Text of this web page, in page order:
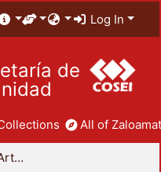
Log In
de
All of
División de Ciencias y Artes para el Diseño